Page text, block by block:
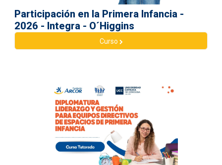
Participación en la Primera Infancia -
2026 - Integra - O´Higgins
Curso